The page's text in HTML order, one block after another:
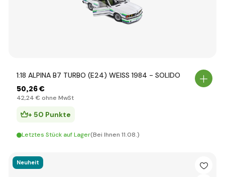
1:18 ALPINA B7 TURBO (E24) WEISS 1984 - SOLIDO
50,26 €
42,24 € ohne MwSt
+ 50 Punkte
Letztes Stück auf Lager(Bei Ihnen 11.08.)
Neuheit